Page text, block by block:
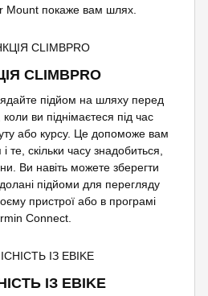
Mount покаже вам шлях.
CLIMBPRO
підйом на шляху перед
ви піднімаєтеся під час
або курсу. Це допоможе вам
те, скільки часу знадобиться,
Ви навіть можете зберегти
підйоми для перегляду
пристрої або в програмі
Connect.
ІЗ EBIKE